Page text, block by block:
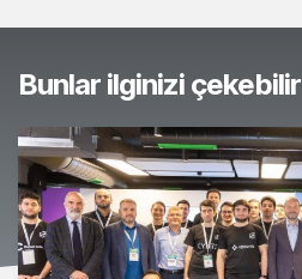
Bunlar ilginizi çekebilir